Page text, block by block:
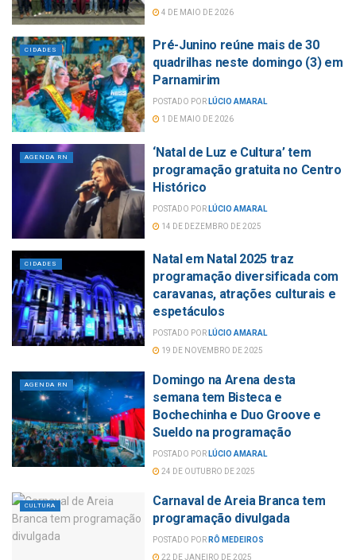
4 DE MAIO DE 2026
CIDADES
Pré-Junino reúne mais de 30
quadrilhas neste domingo (3) em
Parnamirim
POSTADO POR LÚCIO AMARAL
1 DE MAIO DE 2026
AGENDA RN
‘Natal de Luz e Cultura’ tem
programação gratuita no Centro
Histórico
POSTADO POR LÚCIO AMARAL
14 DE DEZEMBRO DE 2025
CIDADES
Natal em Natal 2025 traz
programação diversificada com
caravanas, atrações culturais e
espetáculos
POSTADO POR LÚCIO AMARAL
19 DE NOVEMBRO DE 2025
AGENDA RN
Domingo na Arena desta
semana tem Bisteca e
Bochechinha e Duo Groove e
Sueldo na programação
POSTADO POR LÚCIO AMARAL
24 DE OUTUBRO DE 2025
CULTURA
Carnaval de Areia Branca tem
programação divulgada
POSTADO POR RÔ MEDEIROS
22 DE JANEIRO DE 2025